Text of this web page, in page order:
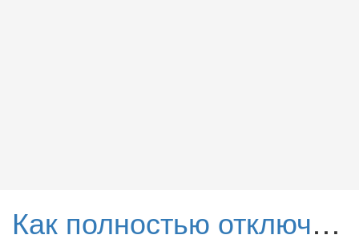
Как полностью отключить Защитник Windows 10